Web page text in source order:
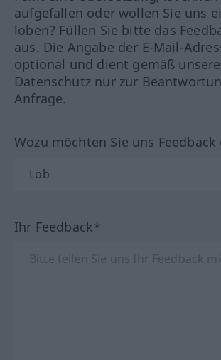
aufgefallen oder wollen Sie uns
loben? Füllen Sie bitte das
aus. Die Angabe der E-Mail-
optional und dient gemäß
Datenschutz nur zur
Anfrage.
Wozu möchten Sie uns
Ihr Feedback*